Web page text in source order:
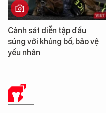
Trung Quốc phát hiện
cao su tự nhiên” từ một
loài cỏ dại mọc trên đất
Y TẾ